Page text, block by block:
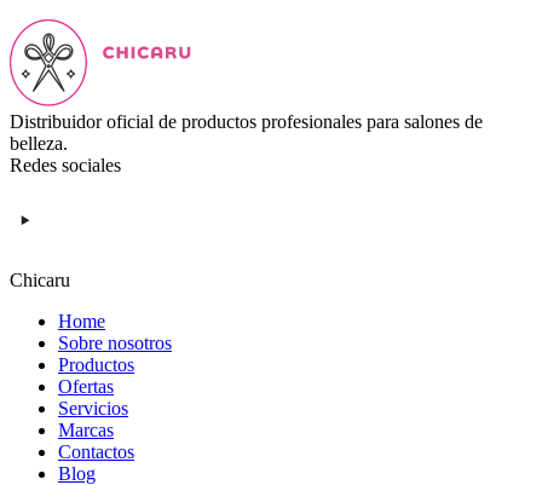
Distribuidor oficial de productos profesionales para salones de
belleza.
Redes sociales
Chicaru
Home
Sobre nosotros
Productos
Ofertas
Servicios
Marcas
Contactos
Blog